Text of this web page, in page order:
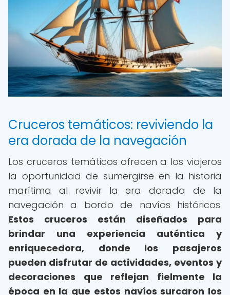
Cruceros temáticos: reviviendo la
era dorada de la navegación
Los cruceros temáticos ofrecen a los viajeros
la oportunidad de sumergirse en la historia
marítima al revivir la era dorada de la
navegación a bordo de navíos históricos.
Estos cruceros están diseñados para
brindar una experiencia auténtica y
enriquecedora, donde los pasajeros
pueden disfrutar de actividades, eventos y
decoraciones que reflejan fielmente la
época en la que estos navíos surcaron los